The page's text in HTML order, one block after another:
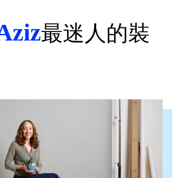
最迷人的裝